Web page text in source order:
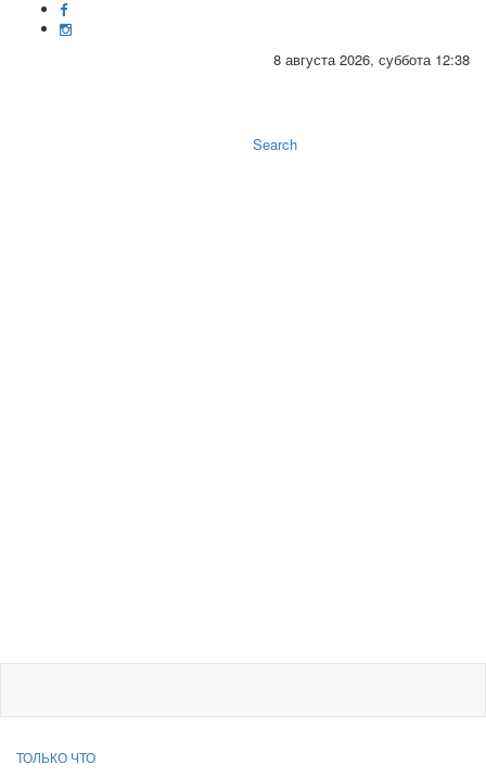
8 августа 2026, суббота 12:38
Search
ТОЛЬКО ЧТО